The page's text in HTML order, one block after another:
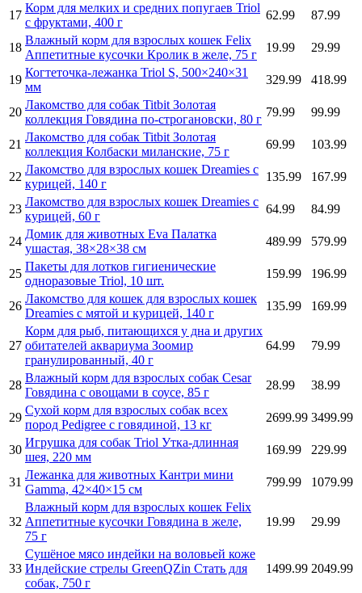
17
Корм для мелких и средних попугаев Triol
с фруктами, 400 г
62.99 87.99
18
Влажный корм для взрослых кошек Felix
Аппетитные кусочки Кролик в желе, 75 г
19.99 29.99
19
Когтеточка-лежанка Triol S, 500×240×31
мм
329.99 418.99
20
Лакомство для собак Titbit Золотая
коллекция Говядина по-строгановски, 80 г
79.99 99.99
21
Лакомство для собак Titbit Золотая
коллекция Колбаски миланские, 75 г
69.99 103.99
22
Лакомство для взрослых кошек Dreamies c
курицей, 140 г
135.99 167.99
23
Лакомство для взрослых кошек Dreamies с
курицей, 60 г
64.99 84.99
24
Домик для животных Eva Палатка
ушастая, 38×28×38 см
489.99 579.99
25
Пакеты для лотков гигиенические
одноразовые Triol, 10 шт.
159.99 196.99
26
Лакомство для кошек для взрослых кошек
Dreamies с мятой и курицей, 140 г
135.99 169.99
27
Корм для рыб, питающихся у дна и других
обитателей аквариума Зоомир
гранулированный, 40 г
64.99 79.99
28
Влажный корм для взрослых собак Cesar
Говядина с овощами в соусе, 85 г
28.99 38.99
29
Сухой корм для взрослых собак всех
пород Pedigree с говядиной, 13 кг
2699.99 3499.99
30
Игрушка для собак Triol Утка-длинная
шея, 220 мм
169.99 229.99
31
Лежанка для животных Кантри мини
Gamma, 42×40×15 см
799.99 1079.99
32
Влажный корм для взрослых кошек Felix
Аппетитные кусочки Говядина в желе,
75 г
19.99 29.99
33
Сушёное мясо индейки на воловьей коже
Индейские стрелы GreenQZin Стать для
собак, 750 г
1499.99 2049.99